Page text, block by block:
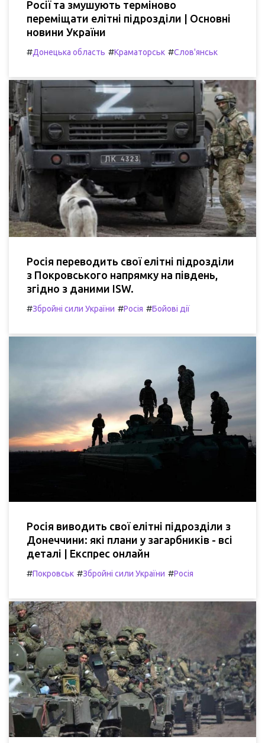
Росії та змушують терміново
переміщати елітні підрозділи | Основні
новини України
#Донецька область #Краматорськ #Слов'янськ
Росія переводить свої елітні підрозділи
з Покровського напрямку на південь,
згідно з даними ISW.
#Збройні сили України #Росія #Бойові дії
Росія виводить свої елітні підрозділи з
Донеччини: які плани у загарбників - всі
деталі | Експрес онлайн
#Покровськ #Збройні сили України #Росія